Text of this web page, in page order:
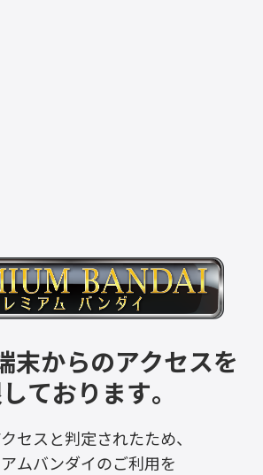
末からのアクセスを
ております。
セスと判定されたため、
ムバンダイのご利用を